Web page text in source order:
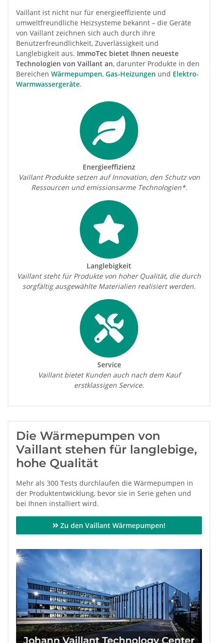
Vaillant ist nicht nur für energieeffiziente und
umweltfreundliche Heizsysteme bekannt – die Geräte
von Vaillant zeichnen sich auch durch ihre
Benutzerfreundlichkeit, Zuverlässigkeit und
Langlebigkeit aus. ImmoTec bietet Ihnen neueste
Technologien von Vaillant an, darunter Produkte in den
Bereichen Wärmepumpen, Gas-Heizungen und Elektro-
Warmwassergeräte.
Energieeffizienz
Vaillant Produkte setzen auf Innovation, den Schutz von
Ressourcen und emissionsarme Technologien*.
Langlebigkeit
Vaillant steht für Produkte von hoher Qualität, die durch
sorgfältig ausgewählte Materialien realisiert werden.
Service
Vaillant bietet Kunden auch nach dem Kauf
erstklassigen Service.
Die Wärmepumpen von
Vaillant stehen für langlebige,
hohe Qualität
Mehr als 300 Tests durchlaufen die Wärmepumpen in
der Produktentwicklung, bevor sie in Serie gehen und
bei Ihnen installiert wird.
Zu den Vaillant Wärmepumpen!